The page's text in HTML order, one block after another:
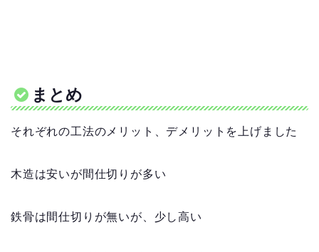
まとめ
それぞれの工法のメリット、デメリットを上げました
木造は安いが間仕切りが多い
鉄骨は間仕切りが無いが、少し高い